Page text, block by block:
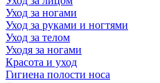
Уход за ногами
Уход за руками и ногтями
Уход за телом
Уходя за ногами
Красота и уход
Гигиена полости носа